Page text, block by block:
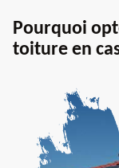
Pourquoi
toiture en